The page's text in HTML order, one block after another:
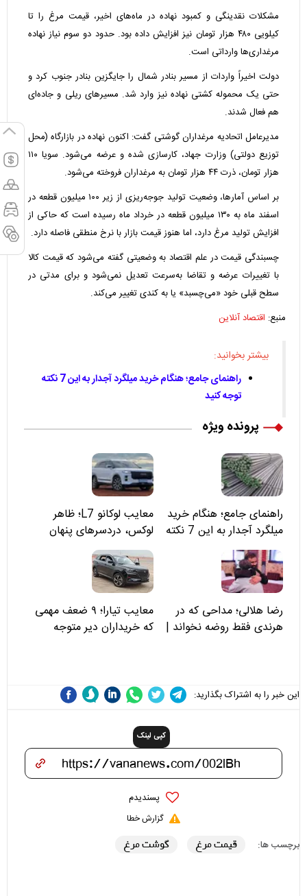
مشکلات نقدینگی و کمبود نهاده در ماه‌های اخیر، قیمت مرغ را تا
کیلویی ۴۸۰ هزار تومان نیز افزایش داده بود. حدود دو سوم نیاز نهاده
مرغداری‌ها وارداتی است.
دولت اخیراً واردات از مسیر بنادر شمال را جایگزین بنادر جنوب کرد و
حتی یک محموله کشتی نهاده نیز وارد شد. مسیر‌های ریلی و جاده‌ای
هم فعال شدند.
مدیرعامل اتحادیه مرغداران گوشتی گفت: اکنون نهاده در بازارگاه (محل
توزیع دولتی) وزارت جهاد، کارسازی شده و عرضه می‌شود. سویا ۱۱۰
هزار تومان، ذرت ۴۴ هزار تومان به مرغداران فروخته می‌شود.
بر اساس آمارها، وضعیت تولید جوجه‌ریزی از زیر ۱۰۰ میلیون قطعه در
اسفند ماه به ۱۳۰ میلیون قطعه در خرداد ماه رسیده است که حاکی از
افزایش تولید مرغ دارد، اما هنوز قیمت بازار با نرخ منطقی فاصله دارد.
چسبندگی قیمت در علم اقتصاد به وضعیتی گفته می‌شود که قیمت کالا
با تغییرات عرضه و تقاضا به‌سرعت تعدیل نمی‌شود و برای مدتی در
سطح قبلی خود «می‌چسبد» یا به کندی تغییر می‌کند.
منبع: اقتصاد آنلاین
بیشتر بخوانید:
راهنمای جامع؛ هنگام خرید میلگرد آجدار به این 7 نکته
توجه کنید
پرونده ویژه
راهنمای جامع؛ هنگام خرید
میلگرد آجدار به این 7 نکته
توجه کنید
معایب لوکانو L7؛ ظاهر
لوکس، دردسرهای پنهان
رضا هلالی؛ مداحی که در
هرندی فقط روضه نخواند |
معایب تیارا؛ ۹ ضعف مهمی
که خریداران دیر متوجه
این خبر را به اشتراک بگذارید:
کپی لینک
پسندیدم
گزارش خطا
برچسب ها: قیمت مرغ گوشت مرغ